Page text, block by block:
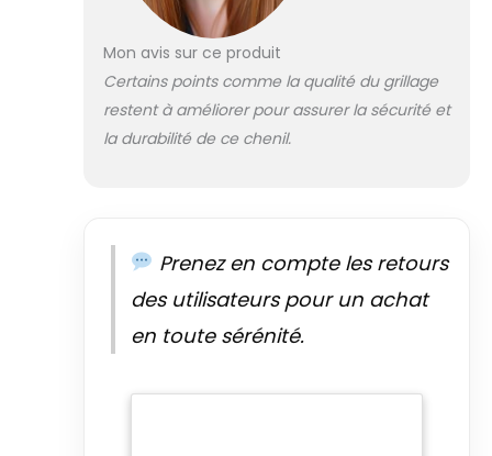
Mon avis sur ce produit
Certains points comme la qualité du grillage
restent à améliorer pour assurer la sécurité et
la durabilité de ce chenil.
Prenez en compte les retours
des utilisateurs pour un achat
en toute sérénité.